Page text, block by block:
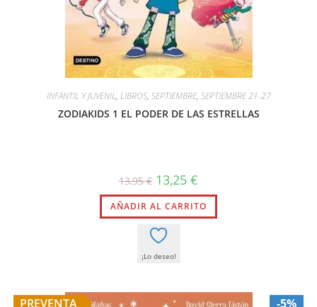
INFANTIL Y JUVENIL, LIBROS, SEPTIEMBRE, SEPTIEMBRE 21-27
ZODIAKIDS 1 EL PODER DE LAS ESTRELLAS
13,95€ El
precio
original
era:
13,95 €.
13,25 €
actual
es:
13,25 €.
AÑADIR AL CARRITO
¡Lo deseo!
PREVENTA -5%